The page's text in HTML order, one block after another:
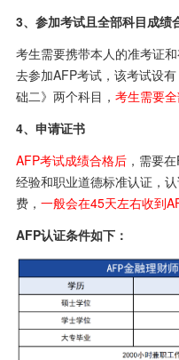
3、参加考试且全部科目成绩
考生需要携带本人的准考证
去参加AFP考试，该考试设
础二》两个科目， 考生需要
4、申请证书
AFP考试成绩合格后，需要
经验和职业道德标准认证，
费， 一般会在45天左右收到
AFP认证条件如下：